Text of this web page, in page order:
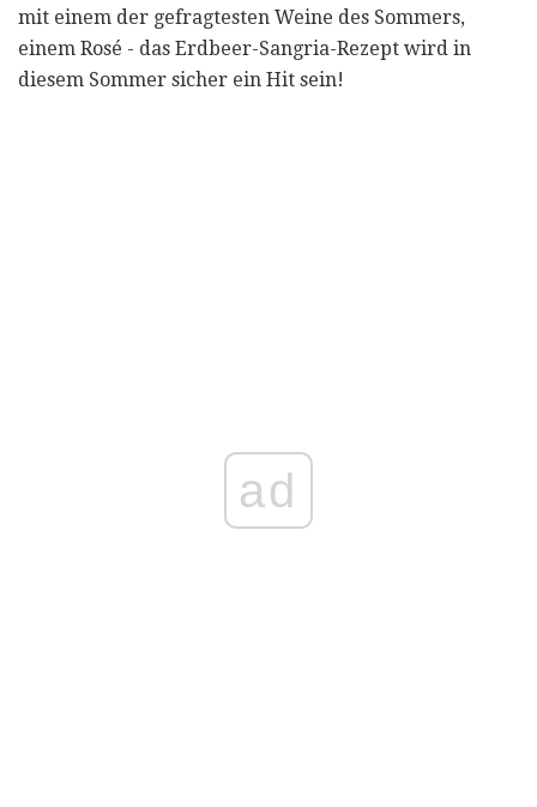
mit einem der gefragtesten Weine des Sommers,
einem Rosé - das Erdbeer-Sangria-Rezept wird in
diesem Sommer sicher ein Hit sein!
ad